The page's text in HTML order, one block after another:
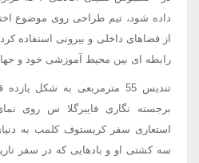
داده شود، تیم طراحی روی موضوع
از فضاهای داخلی و بیرونی استفاده
رابطه ای بین محیط آموزشی خود و
برجسته نگاری فایبرگلا س روی
استعاری سفر کریستوف کلمب به
سه کشتی او و بادهایی که در سفر